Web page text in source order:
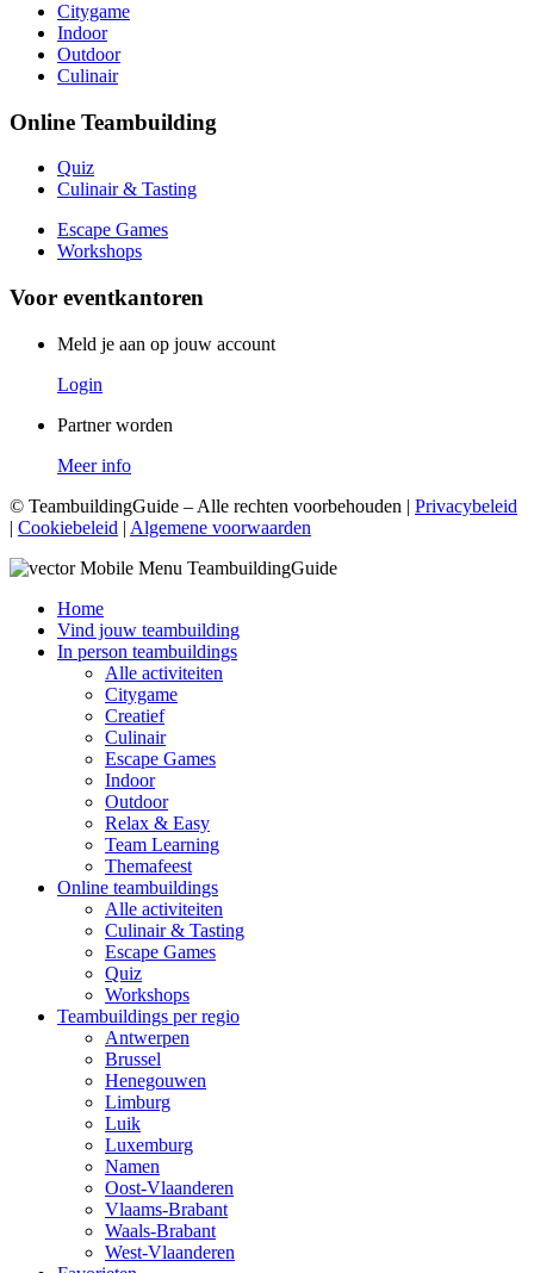
Citygame
Indoor
Outdoor
Culinair
Online Teambuilding
Quiz
Culinair & Tasting
Escape Games
Workshops
Voor eventkantoren
Meld je aan op jouw account
Login
Partner worden
Meer info
© TeambuildingGuide – Alle rechten voorbehouden | Privacybeleid
| Cookiebeleid | Algemene voorwaarden
Home
Vind jouw teambuilding
In person teambuildings
Alle activiteiten
Citygame
Creatief
Culinair
Escape Games
Indoor
Outdoor
Relax & Easy
Team Learning
Themafeest
Online teambuildings
Alle activiteiten
Culinair & Tasting
Escape Games
Quiz
Workshops
Teambuildings per regio
Antwerpen
Brussel
Henegouwen
Limburg
Luik
Luxemburg
Namen
Oost-Vlaanderen
Vlaams-Brabant
Waals-Brabant
West-Vlaanderen